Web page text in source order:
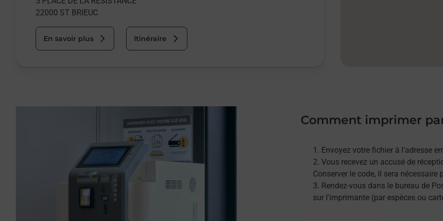
22000 ST BRIEUC
En savoir plus Itinéraire
Comment imprimer
Envoyez votre fichier à l'adresse
Vous recevez un accusé de
Conserver le code, il sera
Rendez-vous dans le bureau de
sur l'imprimante (par espèces ou